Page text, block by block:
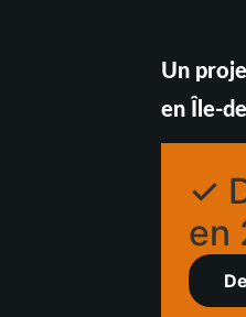
Un
en Île-
✓
en